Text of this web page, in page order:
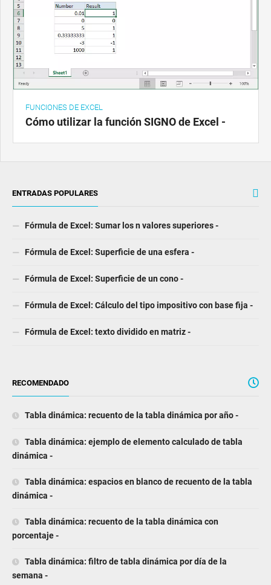
FUNCIONES DE EXCEL
Cómo utilizar la función SIGNO de Excel -
ENTRADAS POPULARES
Fórmula de Excel: Sumar los n valores superiores -
Fórmula de Excel: Superficie de una esfera -
Fórmula de Excel: Superficie de un cono -
Fórmula de Excel: Cálculo del tipo impositivo con base fija -
Fórmula de Excel: texto dividido en matriz -
RECOMENDADO
Tabla dinámica: recuento de la tabla dinámica por año -
Tabla dinámica: ejemplo de elemento calculado de tabla
dinámica -
Tabla dinámica: espacios en blanco de recuento de la tabla
dinámica -
Tabla dinámica: recuento de la tabla dinámica con
porcentaje -
Tabla dinámica: filtro de tabla dinámica por día de la
semana -